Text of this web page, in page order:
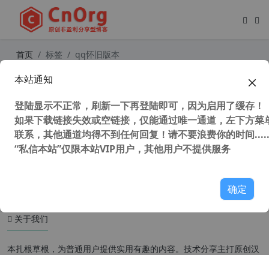
首页 标签 qq怀旧版本
道 未修改官方任何文件
关于我们
本扎根草根，为普通用户提供实用有趣的内容。技术分享主打原创汉
本站通知
登陆显示不正常，刷新一下再登陆即可，因为启用了缓存！
如果下载链接失效或空链接，仅能通过唯一通道，左下方菜
联系，其他通道均得不到任何回复！请不要浪费你的时间
“私信本站”仅限本站VIP用户，其他用户不提供服务
确定